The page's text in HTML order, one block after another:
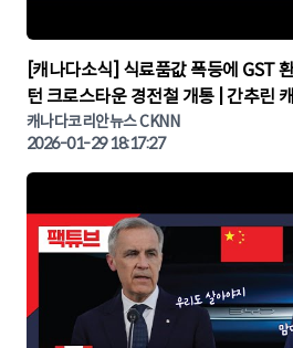
▶
[캐나다소식] 식료품값 폭등에 GST 환급
턴 크로스타운 경전철 개통 | 간추린
캐나다코리안뉴스
캐나다코리안뉴스 CKNN
2026-01-29 18:17:27